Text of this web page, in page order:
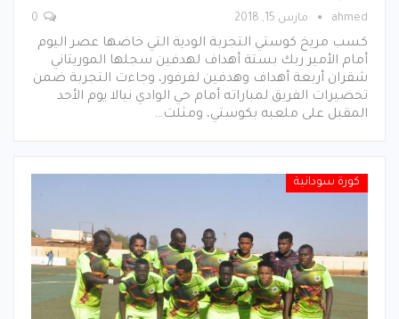
ahmed مارس 15, 2018
كسب مريخ كوستي التجربة الودية التي خاضها عصر اليوم
أمام الأمير ربك بستة أهداف لهدفين سجلها الموريتاني
شقران أربعة أهداف وهدفين لفرفور، وجاءت التجربة ضمن
تحضيرات الفريق لمباراته أمام حي الوادي نيالا يوم الأحد
المقبل على ملعبه بكوستي، ومثلت…
كورة سودانية